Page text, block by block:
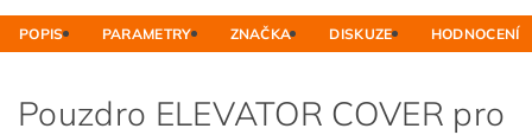
POPIS PARAMETRY ZNAČKA DISKUZE HODNOCENÍ
Pouzdro ELEVATOR COVER pro